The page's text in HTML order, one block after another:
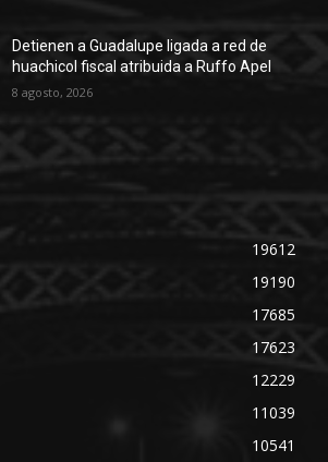
Detienen a Guadalupe ligada a red de
huachicol fiscal atribuida a Ruffo Apel
8 agosto, 2026
19612
19190
17685
17623
12229
11039
10541